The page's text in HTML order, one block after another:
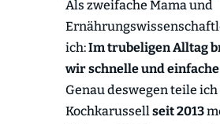
Als zweifache Mama und
ich:Im trubeligen Alltag
wir schnelle und einfache
Genau deswegen teile
Kochkarussellseit 2013